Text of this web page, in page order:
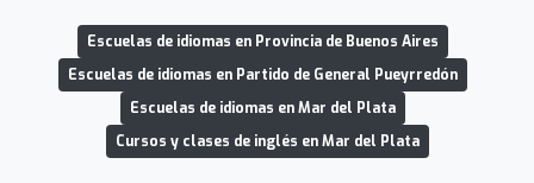
Escuelas de idiomas en Provincia de Buenos Aires
Escuelas de idiomas en Partido de General Pueyrredón
Escuelas de idiomas en Mar del Plata
Cursos y clases de inglés en Mar del Plata